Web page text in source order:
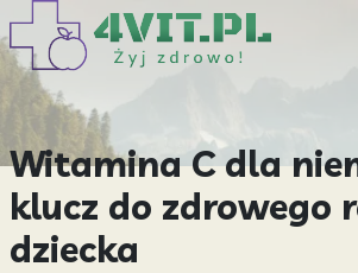
Witamina C dla
klucz do zdrowego
dziecka